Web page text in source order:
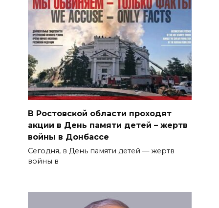
В Ростовской области проходят
акции в День памяти детей – жертв
войны в Донбассе
Сегодня, в День памяти детей — жертв
войны в